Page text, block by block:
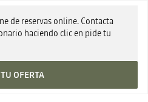
de reservas online. Contacta
haciendo clic en pide tu
OFERTA